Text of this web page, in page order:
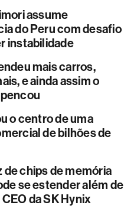
assume
do Peru com desafio
instabilidade
mais carros,
e ainda assim o
o centro de uma
de bilhões de
de chips de memória
se estender além de
da SK Hynix